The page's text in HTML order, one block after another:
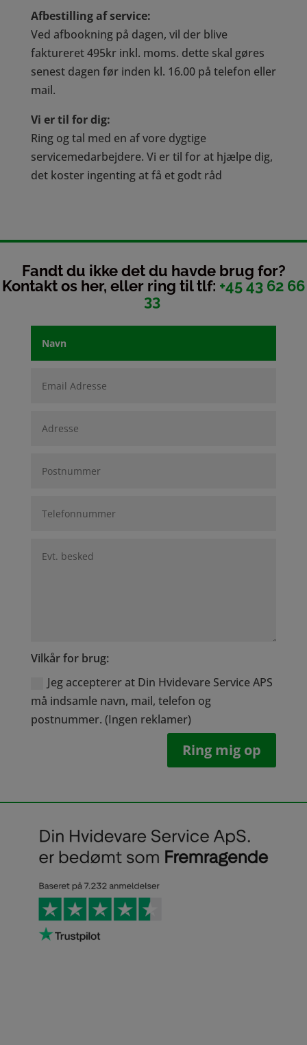
Afbestilling af service:
Ved afbookning på dagen, vil der blive
faktureret 495kr inkl. moms. dette skal gøres
senest dagen før inden kl. 16.00 på telefon eller
mail.
Vi er til for dig:
Ring og tal med en af vore dygtige
servicemedarbejdere. Vi er til for at hjælpe dig,
det koster ingenting at få et godt råd
Fandt du ikke det du havde brug for?
Kontakt os her, eller ring til tlf: +45 43 62 66
33
Vilkår for brug:
Jeg accepterer at Din Hvidevare Service APS
må indsamle navn, mail, telefon og
postnummer. (Ingen reklamer)
Ring mig op